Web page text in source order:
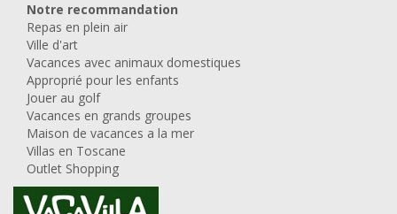
Notre recommandation
Repas en plein air
Ville d'art
Vacances avec animaux domestiques
Approprié pour les enfants
Jouer au golf
Vacances en grands groupes
Maison de vacances a la mer
Villas en Toscane
Outlet Shopping